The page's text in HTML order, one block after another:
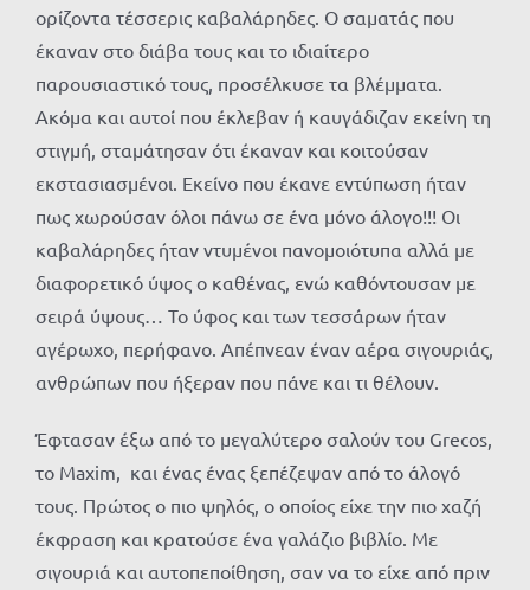
ορίζοντα τέσσερις καβαλάρηδες. Ο σαματάς που
έκαναν στο διάβα τους και το ιδιαίτερο
παρουσιαστικό τους, προσέλκυσε τα βλέμματα.
Ακόμα και αυτοί που έκλεβαν ή καυγάδιζαν εκείνη τη
στιγμή, σταμάτησαν ότι έκαναν και κοιτούσαν
εκστασιασμένοι. Εκείνο που έκανε εντύπωση ήταν
πως χωρούσαν όλοι πάνω σε ένα μόνο άλογο!!! Οι
καβαλάρηδες ήταν ντυμένοι πανομοιότυπα αλλά με
διαφορετικό ύψος ο καθένας, ενώ καθόντουσαν με
σειρά ύψους… Το ύφος και των τεσσάρων ήταν
αγέρωχο, περήφανο. Απέπνεαν έναν αέρα σιγουριάς,
ανθρώπων που ήξεραν που πάνε και τι θέλουν.
Έφτασαν έξω από το μεγαλύτερο σαλούν του Grecos,
το Maxim, και ένας ένας ξεπέζεψαν από το άλογό
τους. Πρώτος ο πιο ψηλός, ο οποίος είχε την πιο χαζή
έκφραση και κρατούσε ένα γαλάζιο βιβλίο. Με
σιγουριά και αυτοπεποίθηση, σαν να το είχε από πριν